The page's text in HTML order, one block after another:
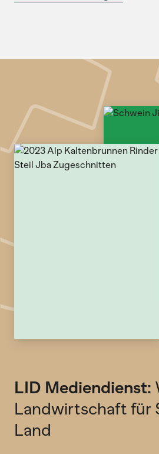
LID Mediendienst:
Landwirtschaft für
Land